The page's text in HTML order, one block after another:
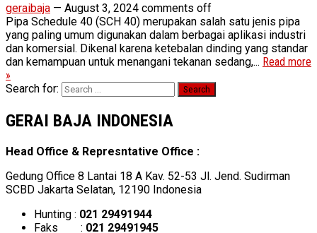
geraibaja — August 3, 2024 comments off
Pipa Schedule 40 (SCH 40) merupakan salah satu jenis pipa
yang paling umum digunakan dalam berbagai aplikasi industri
dan komersial. Dikenal karena ketebalan dinding yang standar
dan kemampuan untuk menangani tekanan sedang,... Read more
»
Search for:
GERAI BAJA INDONESIA
Head Office & Represntative Office :
Gedung Office 8 Lantai 18 A Kav. 52-53 Jl. Jend. Sudirman
SCBD Jakarta Selatan, 12190 Indonesia
Hunting : 021 29491944
Faks : 021 29491945